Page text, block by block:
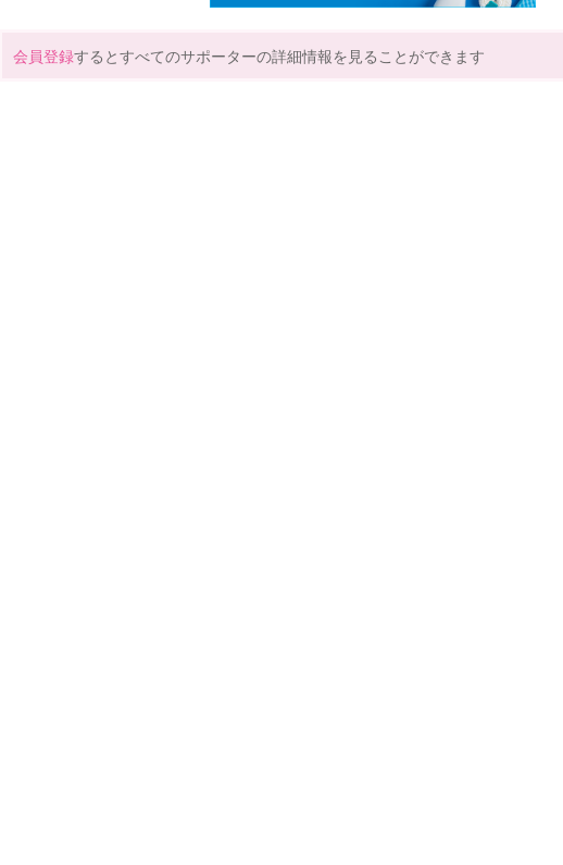
会員登録するとすべてのサポーターの詳細情報を見ることができます